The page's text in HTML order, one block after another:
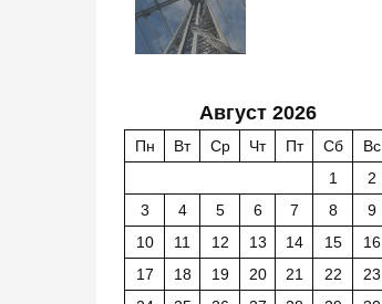
Август 2026
Пн Вт Ср Чт Пт Сб
Вс
1
2
3
4 5 6 7 8
9
10
11 12 13 14 15
16
17
18 19 20 21 22
23